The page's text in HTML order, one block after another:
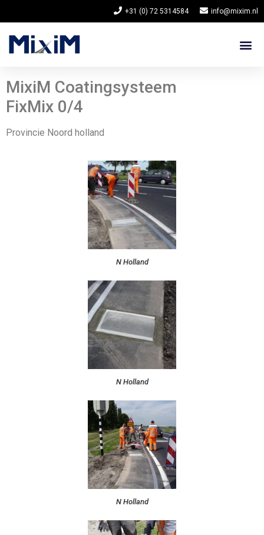
+31 (0) 72 5314584 info@mixim.nl
MixiM Coatingsysteem
FixMix 0/4
Provincie Noord holland
N Holland
N Holland
N Holland